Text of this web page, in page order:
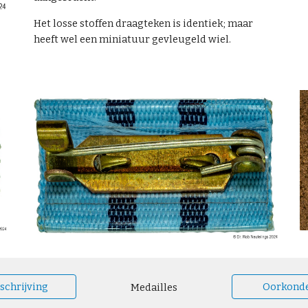
Het losse stoffen draagteken is identiek; maar
heeft wel een miniatuur gevleugeld wiel.
Medailles